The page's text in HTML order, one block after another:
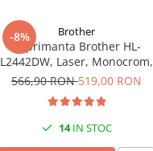
-8% Brother
Imprimanta Brother HL-
L2442DW, Laser, Monocrom,
A4, 30 ppm, Wireless, USB 2.0
566,90 RON519,00 RON
14IN STOC